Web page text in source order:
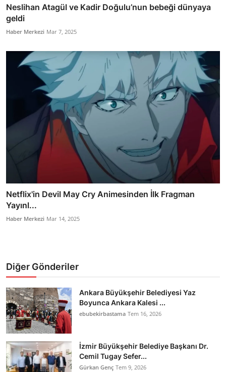
Neslihan Atagül ve Kadir Doğulu’nun bebeği dünyaya
geldi
Haber Merkezi Mar 7, 2025
Netflix'in Devil May Cry Animesinden İlk Fragman
Yayınl...
Haber Merkezi Mar 14, 2025
Diğer Gönderiler
Ankara Büyükşehir Belediyesi Yaz
Boyunca Ankara Kalesi ...
ebubekirbastama Tem 16, 2026
İzmir Büyükşehir Belediye Başkanı Dr.
Cemil Tugay Sefer...
Gürkan Genç Tem 9, 2026